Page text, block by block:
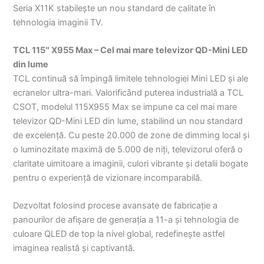
Seria X11K stabilește un nou standard de calitate în
tehnologia imaginii TV.
TCL 115″ X955 Max – Cel mai mare televizor QD-Mini LED
din lume
TCL continuă să împingă limitele tehnologiei Mini LED și ale
ecranelor ultra-mari. Valorificând puterea industrială a TCL
CSOT, modelul 115X955 Max se impune ca cel mai mare
televizor QD-Mini LED din lume, stabilind un nou standard
de excelență. Cu peste 20.000 de zone de dimming local și
o luminozitate maximă de 5.000 de niți, televizorul oferă o
claritate uimitoare a imaginii, culori vibrante și detalii bogate
pentru o experiență de vizionare incomparabilă.
Dezvoltat folosind procese avansate de fabricație a
panourilor de afișare de generația a 11-a și tehnologia de
culoare QLED de top la nivel global, redefinește astfel
imaginea realistă și captivantă.